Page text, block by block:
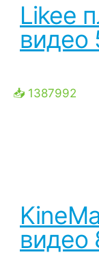
Likee
видео
📥 1387992
видео